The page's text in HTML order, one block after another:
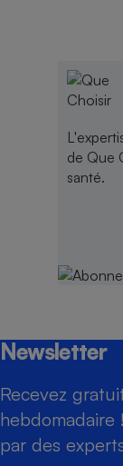
de Que
santé.
Newsletter
Recevez
hebdomadaire
par des